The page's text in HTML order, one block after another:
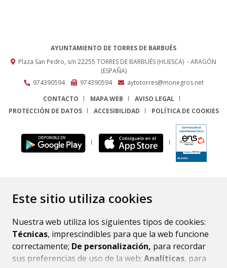
Este sitio utiliza cookies
Nuestra web utiliza los siguientes tipos de cookies:
Técnicas, imprescindibles para que la web funcione
correctamente; De personalización, para recordar
sus preferencias de uso de la web; Analíticas, para
AYUNTAMIENTO DE TORRES DE BARBUÉS
Plaza San Pedro, s/n 22255 TORRES DE BARBUÉS (HUESCA) - ARAGÓN
(ESPAÑA)
974390594
974390594
aytotorres@monegros.net
CONTACTO
MAPA WEB
AVISO LEGAL
PROTECCIÓN DE DATOS
ACCESIBILIDAD POLÍTICA DE COOKIES